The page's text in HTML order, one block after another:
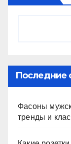
Последние
Фасоны
тренды и